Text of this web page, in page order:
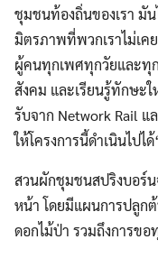
ชุมชนท้องถิ่นของเรา มั
มิตรภาพที่พวกเราไม่เ
ผู้คนทุกเพศทุกวัยและทุ
สังคม และเรียนรู้ทักษะ
รับจาก Network Rail
ให้โครงการนี้ดำเนินไปได้
สวนผักชุมชนสปริงบอร์น
หน้า โดยมีแผนการปลูก
ดอกไม้ป่า รวมถึงการข